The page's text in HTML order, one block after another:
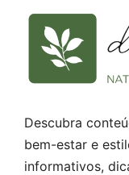
Descubra
bem-estar e
informativos,